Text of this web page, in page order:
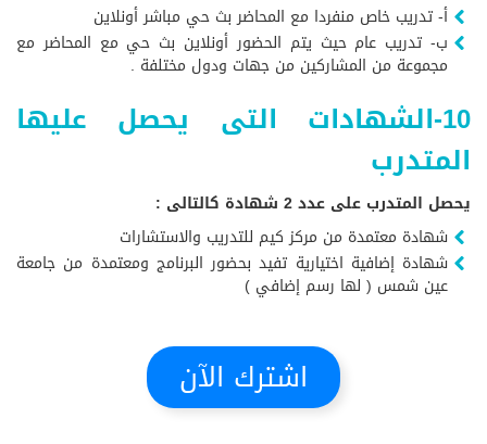
أ- تدريب خاص منفردا مع المحاضر بث حي مباشر أونلاين
ب- تدريب عام حيث يتم الحضور أونلاين بث حي مع المحاضر مع
مجموعة من المشاركين من جهات ودول مختلفة .
10-الشهادات التى يحصل عليها
المتدرب
يحصل المتدرب على عدد 2 شهادة كالتالى :
شهادة معتمدة من مركز كيم للتدريب والاستشارات
شهادة إضافية اختيارية تفيد بحضور البرنامج ومعتمدة من جامعة
عين شمس ( لها رسم إضافي )
اشترك الآن